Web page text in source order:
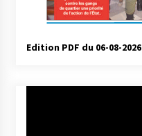
Edition PDF du 06-08-2026